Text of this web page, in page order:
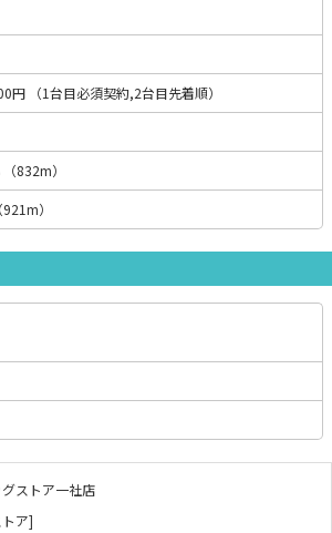
円 （1台目必須契約,2台目先着順）
（832m）
（921m）
ストア一社店
ア]